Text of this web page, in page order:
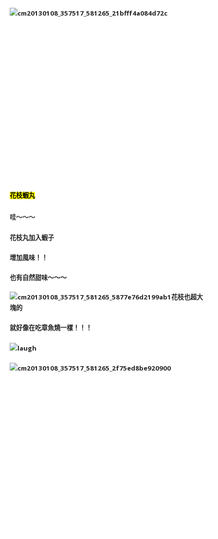
花枝蝦丸
哇～～～
花枝丸加入蝦子
增加風味！！
也有自然甜味～～～
花枝也超大
塊的
就好像在吃章魚燒一樣！！！